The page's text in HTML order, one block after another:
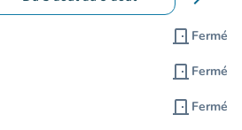
le calendrier pour changer de
door_front Fermé
door_front Fermé
door_front Fermé